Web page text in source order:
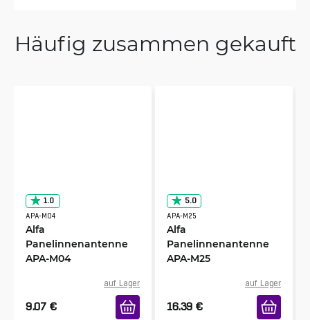
Häufig zusammen gekauft
1.0
APA-M04
Alfa
Panelinnenantenne
APA-M04
auf Lager
9.07 €
5.0
APA-M25
Alfa
Panelinnenantenne
APA-M25
auf Lager
16.39 €